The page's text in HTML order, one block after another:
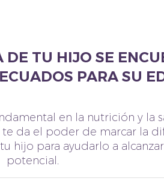
TU HIJO SE
PARA SU
en la nutrición y la
da el poder de marcar la
hijo para ayudarlo a
potencial.